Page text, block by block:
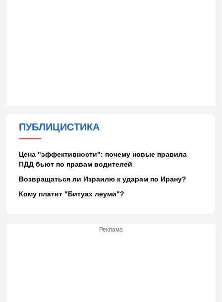
ПУБЛИЦИСТИКА
Цена "эффективности": почему новые правила
ПДД бьют по правам водителей
Возвращаться ли Израилю к ударам по Ирану?
Кому платит "Битуах леуми"?
Реклама